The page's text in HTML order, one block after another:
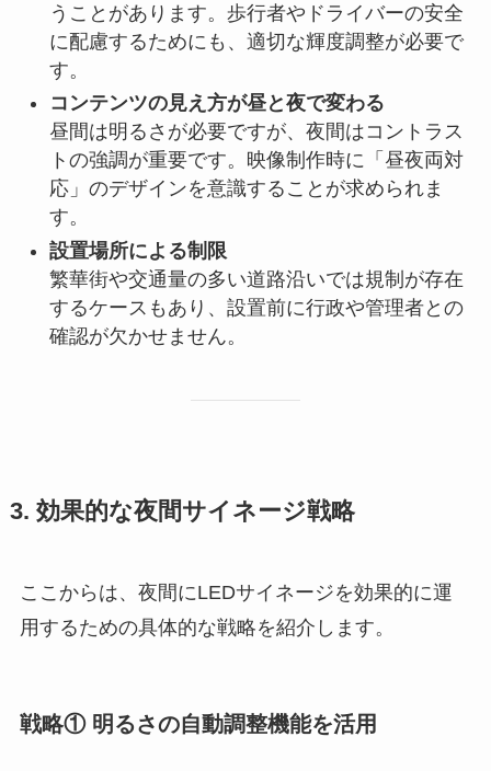
うことがあります。歩行者やドライバーの安全
に配慮するためにも、適切な輝度調整が必要で
す。
コンテンツの見え方が昼と夜で変わる
昼間は明るさが必要ですが、夜間はコントラス
トの強調が重要です。映像制作時に「昼夜両対
応」のデザインを意識することが求められま
す。
設置場所による制限
繁華街や交通量の多い道路沿いでは規制が存在
するケースもあり、設置前に行政や管理者との
確認が欠かせません。
3. 効果的な夜間サイネージ戦略
ここからは、夜間にLEDサイネージを効果的に運
用するための具体的な戦略を紹介します。
戦略① 明るさの自動調整機能を活用